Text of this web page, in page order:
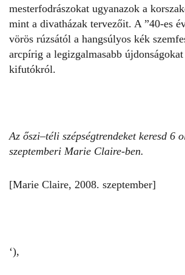
mesterfodrászokat ugyanazok a
mint a divatházak tervezőit. A ”40-es
vörös rúzsától a hangsúlyos kék
arcpírig a legizgalmasabb
kifutókról.
Az őszi–téli szépségtrendeket keresd 6
szeptemberi Marie Claire-ben.
[Marie Claire, 2008. szeptember]
‘),